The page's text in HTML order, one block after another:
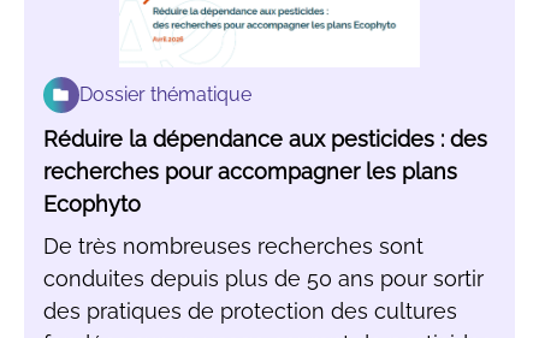
Dossier thématique
Réduire la dépendance aux pesticides : des
recherches pour accompagner les plans
Ecophyto
De très nombreuses recherches sont
conduites depuis plus de 50 ans pour sortir
des pratiques de protection des cultures